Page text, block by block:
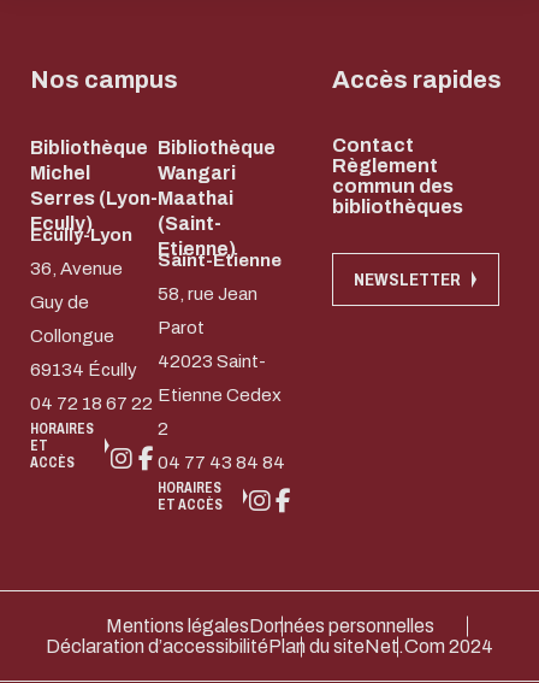
ACTIVER LE MODE ÉCO
Nos campus
Bibliothèque
Michel
Serres (Lyon-
Ecully)
Ecully-Lyon
36, Avenue
Guy de
Collongue
69134 Écully
04 72 18 67 22
HORAIRES
ET
ACCÈS
Bibliothèque
Wangari
Maathai
(Saint-
Etienne)
Saint-Etienne
58, rue Jean
Parot
42023 Saint-
Etienne Cedex
2
04 77 43 84 84
HORAIRES
ET ACCÈS
Accès rapides
Contact
Règlement
commun des
bibliothèques
NEWSLETTER
Mentions légalesDonnées personnelles
Déclaration d’accessibilitéPlan du siteNet.Com 2024